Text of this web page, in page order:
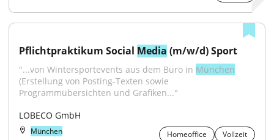
Pflichtpraktikum Social Media (m/w/d) Sport
"...von Wintersportevents aus dem Büro in München
(Erstellung von Posting-Texten sowie
Programmübersichten und Grafiken..."
LOBECO GmbH
München Homeoffice
Vollzeit